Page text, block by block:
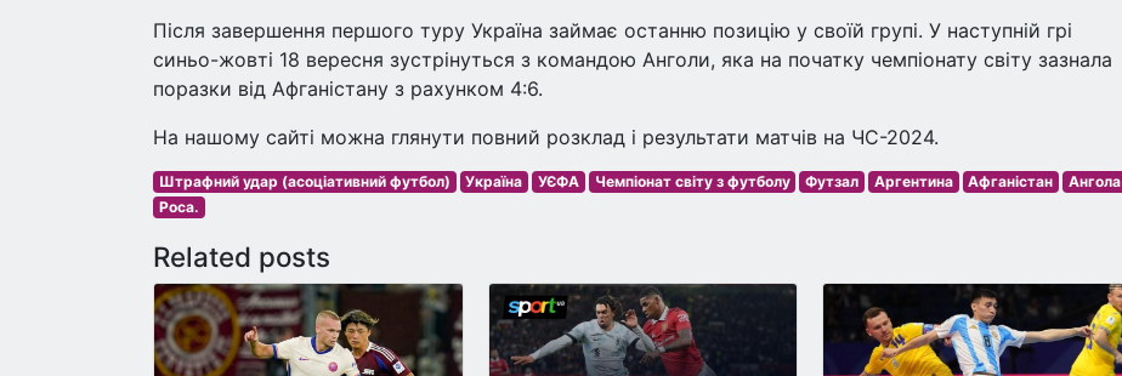
Після завершення першого туру Україна займає останню позицію у своїй групі. У наступній грі
синьо-жовті 18 вересня зустрінуться з командою Анголи, яка на початку чемпіонату світу зазнала
поразки від Афганістану з рахунком 4:6.
На нашому сайті можна глянути повний розклад і результати матчів на ЧС-2024.
Штрафний удар (асоціативний футбол) Україна УЄФА Чемпіонат світу з футболу Футзал Аргентина Афганістан
Ангола
Роса.
Related posts